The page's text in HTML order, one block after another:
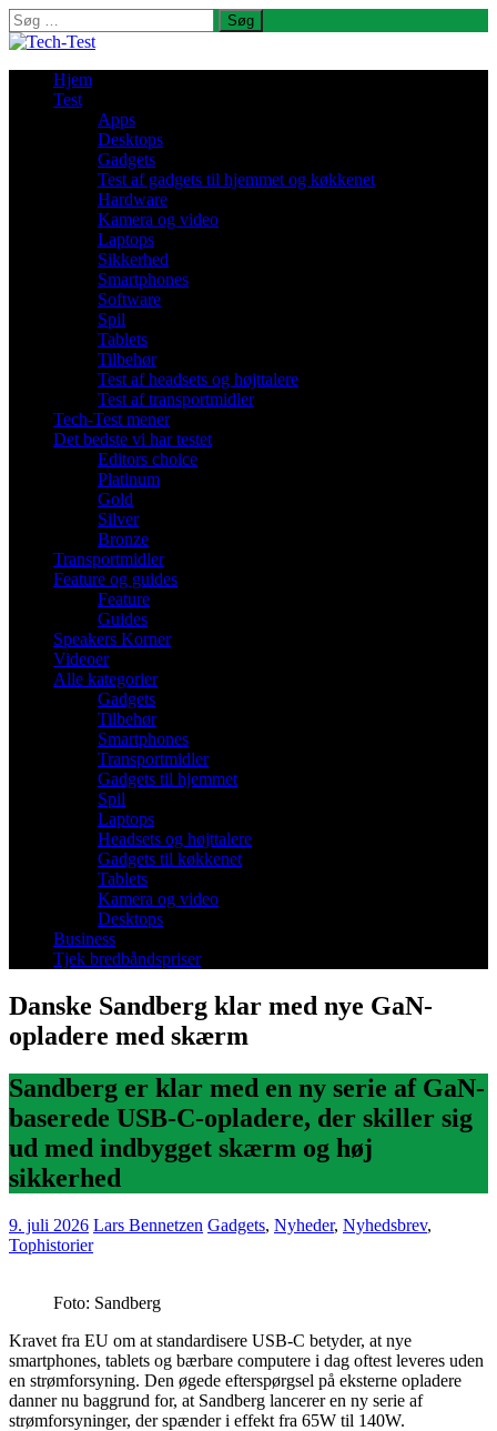
Søg
efter:
Hjem
Test
Apps
Desktops
Gadgets
Test af gadgets til hjemmet og køkkenet
Hardware
Kamera og video
Laptops
Sikkerhed
Smartphones
Software
Spil
Tablets
Tilbehør
Test af headsets og højttalere
Test af transportmidler
Tech-Test mener
Det bedste vi har testet
Editors choice
Platinum
Gold
Silver
Bronze
Transportmidler
Feature og guides
Feature
Guides
Speakers Korner
Videoer
Alle kategorier
Gadgets
Tilbehør
Smartphones
Transportmidler
Gadgets til hjemmet
Spil
Laptops
Headsets og højttalere
Gadgets til køkkenet
Tablets
Kamera og video
Desktops
Business
Tjek bredbåndspriser
Danske Sandberg klar med nye GaN-
opladere med skærm
Sandberg er klar med en ny serie af GaN-
baserede USB-C-opladere, der skiller sig
ud med indbygget skærm og høj
sikkerhed
9. juli 2026 Lars Bennetzen Gadgets, Nyheder, Nyhedsbrev,
Tophistorier
Foto: Sandberg
Kravet fra EU om at standardisere USB-C betyder, at nye
smartphones, tablets og bærbare computere i dag oftest leveres uden
en strømforsyning. Den øgede efterspørgsel på eksterne opladere
danner nu baggrund for, at Sandberg lancerer en ny serie af
strømforsyninger, der spænder i effekt fra 65W til 140W.